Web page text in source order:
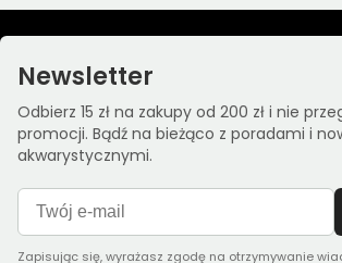
Newsletter
Odbierz 15 zł na zakupy od 200 zł i nie
promocji. Bądź na bieżąco z poradami i
akwarystycznymi.
Zapisując się, wyrażasz zgodę na otrzymywanie